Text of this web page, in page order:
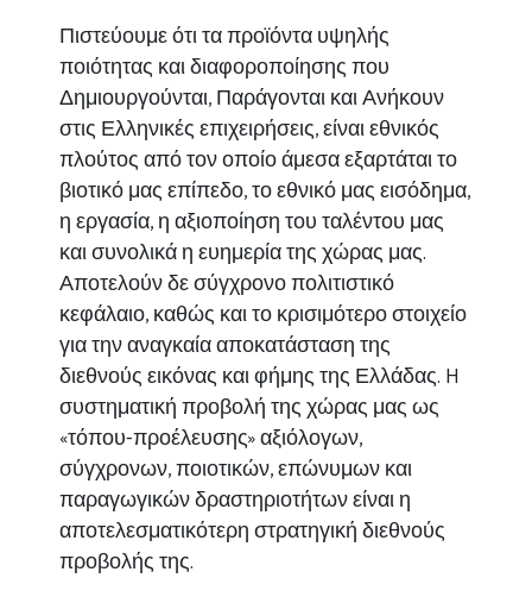
Πιστεύουμε ότι τα προϊόντα υψηλής
ποιότητας και διαφοροποίησης που
Δημιουργούνται, Παράγονται και Ανήκουν
στις Ελληνικές επιχειρήσεις, είναι εθνικός
πλούτος από τον οποίο άμεσα εξαρτάται το
βιοτικό μας επίπεδο, το εθνικό μας εισόδημα,
η εργασία, η αξιοποίηση του ταλέντου μας
και συνολικά η ευημερία της χώρας μας.
Αποτελούν δε σύγχρονο πολιτιστικό
κεφάλαιο, καθώς και το κρισιμότερο στοιχείο
για την αναγκαία αποκατάσταση της
διεθνούς εικόνας και φήμης της Ελλάδας. H
συστηματική προβολή της χώρας μας ως
«τόπου-προέλευσης» αξιόλογων,
σύγχρονων, ποιοτικών, επώνυμων και
παραγωγικών δραστηριοτήτων είναι η
αποτελεσματικότερη στρατηγική διεθνούς
προβολής της.